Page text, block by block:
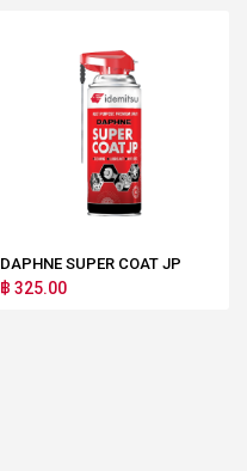
DAPHNE SUPER COAT JP
฿ 325.00